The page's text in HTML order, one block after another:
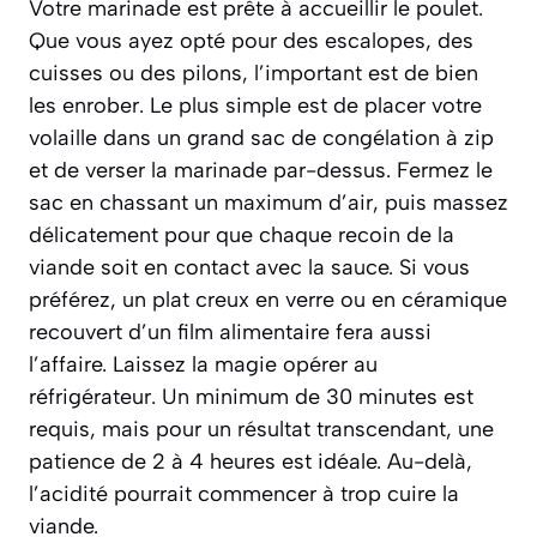
Votre marinade est prête à accueillir le poulet.
Que vous ayez opté pour des escalopes, des
cuisses ou des pilons, l’important est de bien
les enrober. Le plus simple est de placer votre
volaille dans un grand sac de congélation à zip
et de verser la marinade par-dessus. Fermez le
sac en chassant un maximum d’air, puis massez
délicatement pour que chaque recoin de la
viande soit en contact avec la sauce. Si vous
préférez, un plat creux en verre ou en céramique
recouvert d’un film alimentaire fera aussi
l’affaire. Laissez la magie opérer au
réfrigérateur. Un minimum de 30 minutes est
requis, mais pour un résultat transcendant, une
patience de 2 à 4 heures est idéale. Au-delà,
l’acidité pourrait commencer à trop cuire la
viande.